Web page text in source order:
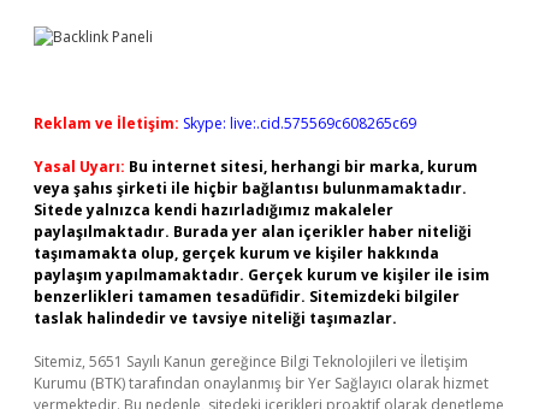
Reklam ve İletişim: Skype: live:.cid.575569c608265c69
Yasal Uyarı: Bu internet sitesi, herhangi bir marka, kurum
veya şahıs şirketi ile hiçbir bağlantısı bulunmamaktadır.
Sitede yalnızca kendi hazırladığımız makaleler
paylaşılmaktadır. Burada yer alan içerikler haber niteliği
taşımamakta olup, gerçek kurum ve kişiler hakkında
paylaşım yapılmamaktadır. Gerçek kurum ve kişiler ile isim
benzerlikleri tamamen tesadüfidir. Sitemizdeki bilgiler
taslak halindedir ve tavsiye niteliği taşımazlar.
Sitemiz, 5651 Sayılı Kanun gereğince Bilgi Teknolojileri ve İletişim
Kurumu (BTK) tarafından onaylanmış bir Yer Sağlayıcı olarak hizmet
vermektedir. Bu nedenle, sitedeki içerikleri proaktif olarak denetleme